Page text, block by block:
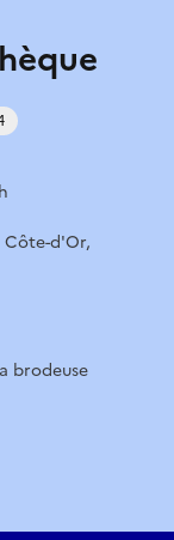
Côte-d'Or,
brodeuse